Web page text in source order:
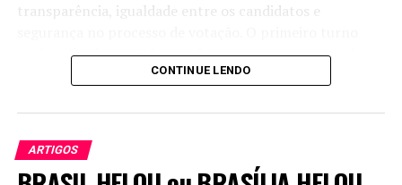
transparência, igualdade entre os candidatos e
será realizado em4 de outubro, enquanto o segundo
turno, caso necessário para presidente e governadores,
oficial começa em16 de agosto, quando passam a ser
permitidas as propagandas e os atos de campanha
previstos na legislação.
CONTINUE LENDO
ARTIGOS